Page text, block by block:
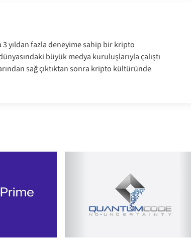
3 yıldan fazla deneyime sahip bir kripto
büyük medya kuruluşlarıyla çalıştı
sağ çıktıktan sonra kripto kültüründe